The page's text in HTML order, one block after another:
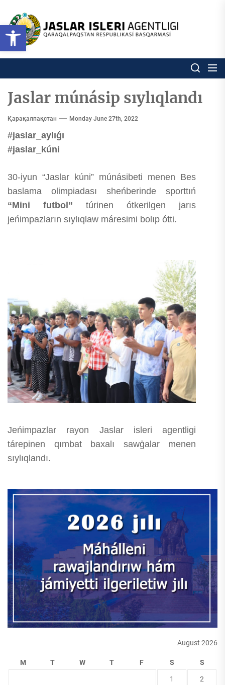
Open toolbar
content
Respublikası
basqarması
Ózbekstan jaslar isleri
Jaslar múnásip sıylıqlandı
Қарақалпақстан Monday June 27th, 2022
#jaslar_aylıǵı
#jaslar_kúni
30-iyun “Jaslar kúni” múnásibeti menen Bes
baslama olimpiadası sheńberinde sporttıń
“Mini futbol” túrinen ótkerilgen jarıs
jeńimpazların sıylıqlaw máresimi bolıp ótti.
Jeńimpazlar rayon Jaslar isleri agentligi
tárepinen qımbat baxalı sawģalar menen
sıylıqlandı.
August 2026
M T W T F S S
1 2